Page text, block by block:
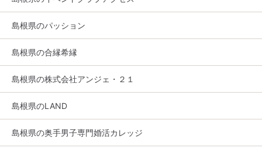
島根県のパッション
島根県の合縁希縁
島根県の株式会社アンジェ・２１
島根県のLAND
島根県の奥手男子専門婚活カレッジ